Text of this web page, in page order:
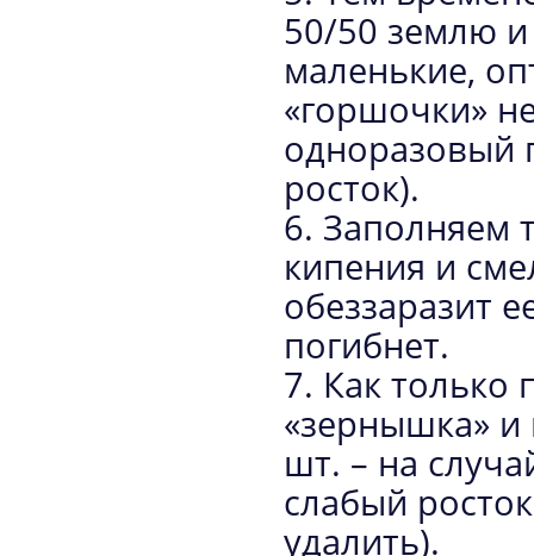
50/50 землю и
маленькие,
«горшочки»
одноразовый
росток).
6. Заполняем
кипения и
обеззаразит
погибнет.
7. Как только
«зернышка» и
шт. – на
слабый
удалить).